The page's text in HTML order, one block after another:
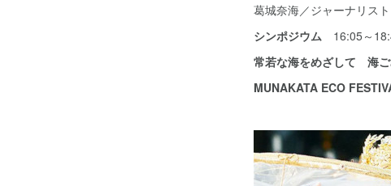
葛城奈海／ジャーナリスト
シンポジウム 16:05～
常若な海をめざして 海
MUNAKATA ECO